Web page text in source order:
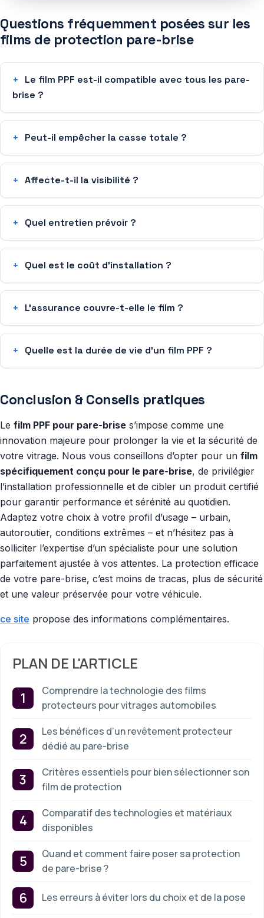
Questions fréquemment posées sur les
films de protection pare-brise
Le film PPF est-il compatible avec tous les pare-
brise ?
Peut-il empêcher la casse totale ?
Affecte-t-il la visibilité ?
Quel entretien prévoir ?
Quel est le coût d’installation ?
L’assurance couvre-t-elle le film ?
Quelle est la durée de vie d’un film PPF ?
Conclusion & Conseils pratiques
Le film PPF pour pare-brise s’impose comme une
innovation majeure pour prolonger la vie et la sécurité de
votre vitrage. Nous vous conseillons d’opter pour un film
spécifiquement conçu pour le pare-brise, de privilégier
l’installation professionnelle et de cibler un produit certifié
pour garantir performance et sérénité au quotidien.
Adaptez votre choix à votre profil d’usage – urbain,
autoroutier, conditions extrêmes – et n’hésitez pas à
solliciter l’expertise d’un spécialiste pour une solution
parfaitement ajustée à vos attentes. La protection efficace
de votre pare-brise, c’est moins de tracas, plus de sécurité
et une valeur préservée pour votre véhicule.
ce site propose des informations complémentaires.
PLAN DE L'ARTICLE
Comprendre la technologie des films
protecteurs pour vitrages automobiles
Les bénéfices d’un revêtement protecteur
dédié au pare-brise
Critères essentiels pour bien sélectionner son
film de protection
Comparatif des technologies et matériaux
disponibles
Quand et comment faire poser sa protection
de pare-brise ?
Les erreurs à éviter lors du choix et de la pose